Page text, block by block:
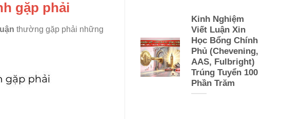
gặp phải
thường gặp phải những
Kinh Nghiệm
Viết Luận Xin
Học Bổng Chính
Phủ (Chevening,
AAS, Fulbright)
Trúng Tuyển 100
Phần Trăm